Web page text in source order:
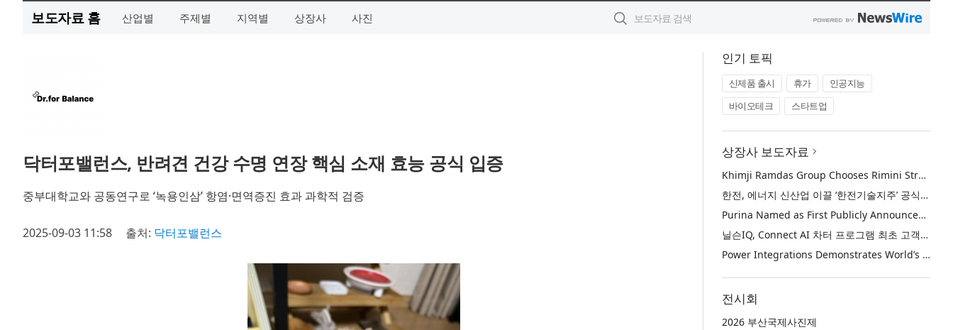
보도자료 홈 산업별 주제별 지역별 상장사 사진
닥터포밸런스, 반려견 건강 수명 연장 핵심 소재 효능 공식 입증
중부대학교와 공동연구로 ‘녹용인삼’ 항염·면역증진 효과 과학적 검증
2025-09-03 11:58 출처: 닥터포밸런스
인기 토픽
신제품 출시 휴가
인공지능
바이오테크
스타트업
상장사 보도자료
Khimji Ramdas Group Chooses Rimini Street to Reduce SAP Support Costs, Protect 700+ Customizations and Reinvest Savings in Innovation
한전, 에너지 신산업 이끌 ‘한전기술지주’ 공식 출범
Purina Named as First Publicly Announced NIQ ConnectAI Charter Client
닐슨IQ, Connect AI 차터 프로그램 최초 고객사 ‘퓨리나’ 선정
Power Integrations Demonstrates World’s First 2200 V GaN Technology for Next-Era High-Voltage Power Systems
전시회
2026 부산국제사진제